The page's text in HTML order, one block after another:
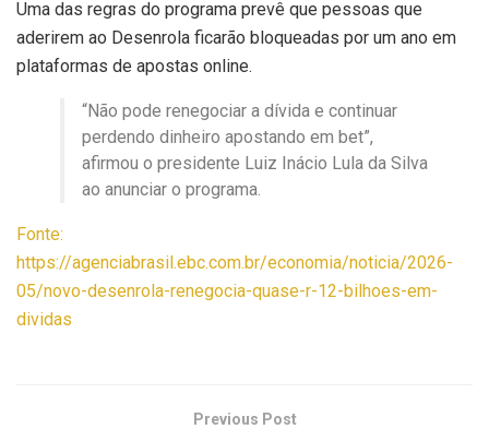
Uma das regras do programa prevê que pessoas que
aderirem ao Desenrola ficarão bloqueadas por um ano em
plataformas de apostas online.
“Não pode renegociar a dívida e continuar
perdendo dinheiro apostando em bet”,
afirmou o presidente Luiz Inácio Lula da Silva
ao anunciar o programa.
Fonte:
https://agenciabrasil.ebc.com.br/economia/noticia/2026-
05/novo-desenrola-renegocia-quase-r-12-bilhoes-em-
dividas
Previous Post